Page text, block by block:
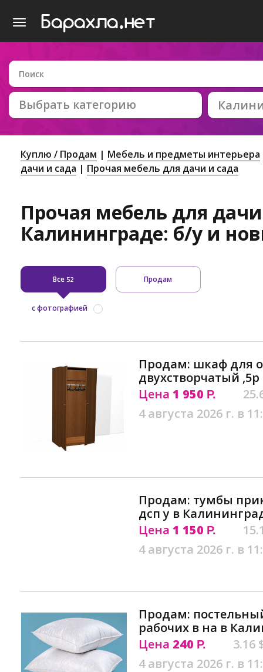
Выбрать категорию
Куплю / Продам
Мебель и предметы интерьера
дачи и сада
Прочая мебель для дачи и сада
Прочая мебель для
Калининграде: б/у и
Все52 Продам
с фотографией
Продам: шкаф для
двухстворчатый
Цена 1 950 Р.
4 августа 2026 г. в
Продам: тумбы
дсп y в
Цена 1 150 Р.
4 августа 2026 г. в
Продам:
рабочих в на в
Цена 240 Р.
3.16
4 августа 2026 г. в